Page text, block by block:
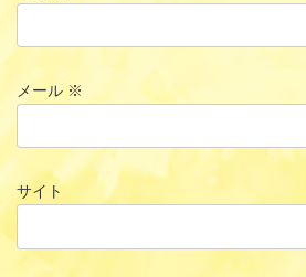
メール ※
サイト